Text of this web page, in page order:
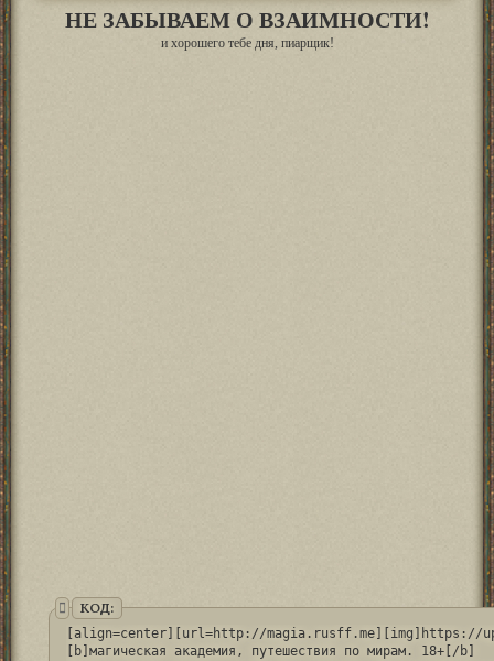
НЕ ЗАБЫВАЕМ О ВЗАИМНОСТИ!
и хорошего тебе дня, пиарщик!
КОД:
[align=center][url=http://magia.rusff.me][img]https://
[b]магическая академия, путешествия по мирам. 18+[/b]